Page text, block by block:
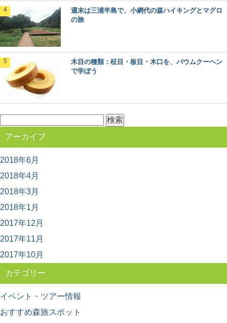
日本最古の人工林「歴史の証人」下多古村有
林に行ってきた！
ケヤキ（欅）：知っておきたい日本の木材～
東京から高速船に乗れば2時間足らずで行ける離島、伊豆
週末は三浦半島で、小網代の森ハイキングとマグロ
の旅
木目の種類：柾目・板目・木口を、バウムクーヘン
で学ぼう
索:
アーカイブ
2018年6月
2018年4月
2018年3月
2018年1月
2017年12月
2017年11月
2017年10月
カテゴリー
イベント・ツアー情報
おすすめ森旅スポット